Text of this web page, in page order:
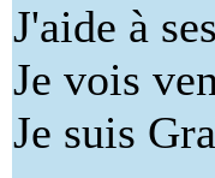
J'aide à
Je vois
Je suis